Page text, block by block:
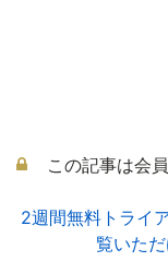
この記事は会
2週間無料トライ
覧いた